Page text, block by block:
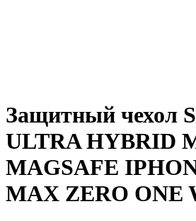
Защитный чехол
ULTRA HYBRID
MAGSAFE
MAX ZERO ONE